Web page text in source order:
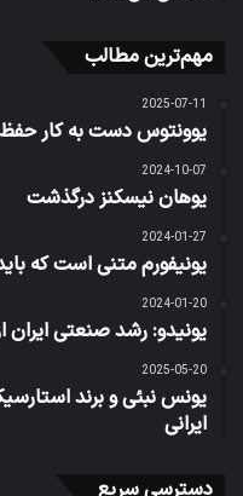
مهم‌ترین مطالب
2025-07-11
یوونتوس دست به کار
2024-10-07
یوهان نیسکنز درگذشت
2024-01-27
یونیفورم متنی است که
2024-01-20
یونیدو: رشد صنعتی ایران از 164 کشور جهان
2025-05-20
یونس نبئی و برند
ایرانی
دسترسی سریع